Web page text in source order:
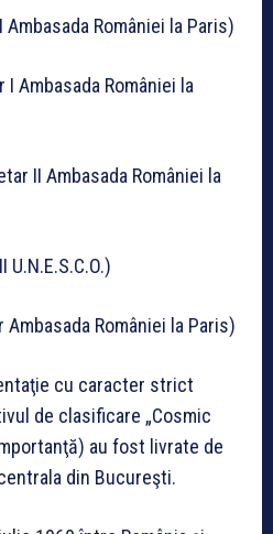
României la Paris)
Ambasada României la
II Ambasada României la
României la Paris)
cu caracter strict
de clasificare „Cosmic
au fost livrate de
din Bucureşti.